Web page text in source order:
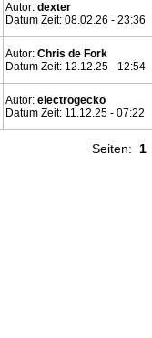
Autor: dexter
Datum Zeit: 08.02.26 - 23:36
Autor: Chris de Fork
Datum Zeit: 12.12.25 - 12:54
Autor: electrogecko
Datum Zeit: 11.12.25 - 07:22
Seiten: 1